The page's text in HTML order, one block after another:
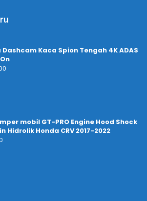
Dashcam Kaca Spion Tengah 4K ADAS
mobil GT-PRO Engine Hood Shock
Hidrolik Honda CRV 2017-2022